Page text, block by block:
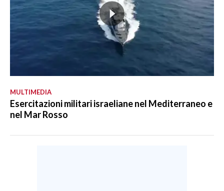
MULTIMEDIA
Esercitazioni militari israeliane nel Mediterraneo e
nel Mar Rosso